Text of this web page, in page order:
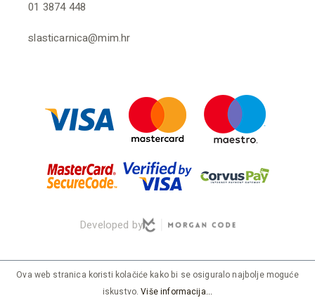
01 3874 448
slasticarnica@mim.hr
Developed by
Ova web stranica koristi kolačiće kako bi se osiguralo najbolje moguće
iskustvo.Više informacija...